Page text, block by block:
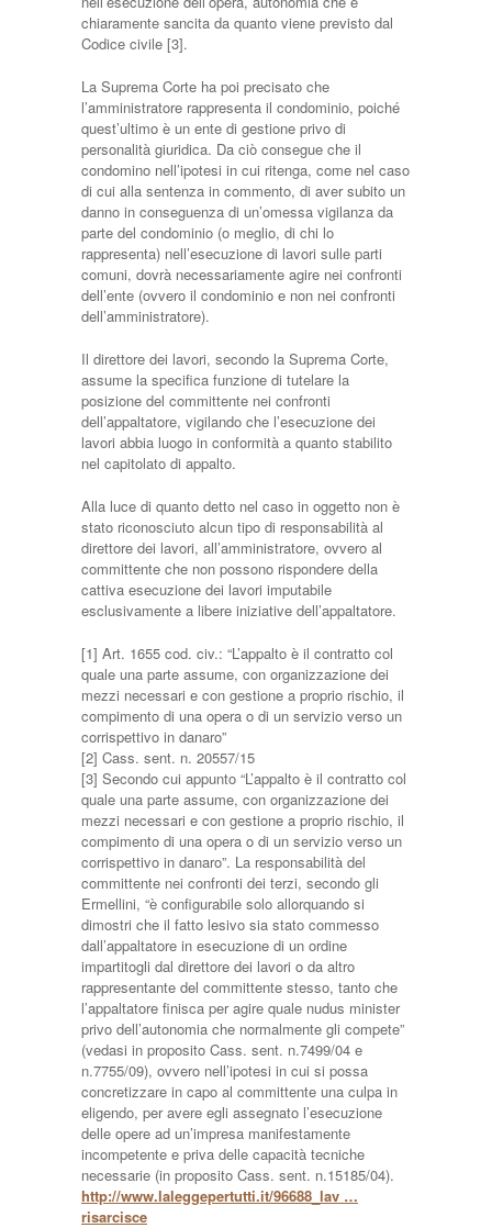
chiaramente sancita da quanto viene previsto dal
Codice civile [3].
La Suprema Corte ha poi precisato che
l’amministratore rappresenta il condominio, poiché
quest’ultimo è un ente di gestione privo di
personalità giuridica. Da ciò consegue che il
condomino nell’ipotesi in cui ritenga, come nel caso
di cui alla sentenza in commento, di aver subito un
danno in conseguenza di un’omessa vigilanza da
parte del condominio (o meglio, di chi lo
rappresenta) nell’esecuzione di lavori sulle parti
comuni, dovrà necessariamente agire nei confronti
dell’ente (ovvero il condominio e non nei confronti
dell’amministratore).
Il direttore dei lavori, secondo la Suprema Corte,
assume la specifica funzione di tutelare la
posizione del committente nei confronti
dell’appaltatore, vigilando che l’esecuzione dei
lavori abbia luogo in conformità a quanto stabilito
nel capitolato di appalto.
Alla luce di quanto detto nel caso in oggetto non è
stato riconosciuto alcun tipo di responsabilità al
direttore dei lavori, all’amministratore, ovvero al
committente che non possono rispondere della
cattiva esecuzione dei lavori imputabile
esclusivamente a libere iniziative dell’appaltatore.
[1] Art. 1655 cod. civ.: “L’appalto è il contratto col
quale una parte assume, con organizzazione dei
mezzi necessari e con gestione a proprio rischio, il
compimento di una opera o di un servizio verso un
corrispettivo in danaro”
[2] Cass. sent. n. 20557/15
[3] Secondo cui appunto “L’appalto è il contratto col
quale una parte assume, con organizzazione dei
mezzi necessari e con gestione a proprio rischio, il
compimento di una opera o di un servizio verso un
corrispettivo in danaro”. La responsabilità del
committente nei confronti dei terzi, secondo gli
Ermellini, “è configurabile solo allorquando si
dimostri che il fatto lesivo sia stato commesso
dall’appaltatore in esecuzione di un ordine
impartitogli dal direttore dei lavori o da altro
rappresentante del committente stesso, tanto che
l’appaltatore finisca per agire quale nudus minister
privo dell’autonomia che normalmente gli compete”
(vedasi in proposito Cass. sent. n.7499/04 e
n.7755/09), ovvero nell’ipotesi in cui si possa
concretizzare in capo al committente una culpa in
eligendo, per avere egli assegnato l’esecuzione
delle opere ad un’impresa manifestamente
incompetente e priva delle capacità tecniche
necessarie (in proposito Cass. sent. n.15185/04).
http://www.laleggepertutti.it/96688_lav …
risarcisce